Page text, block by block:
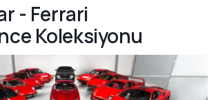
- Ferrari
Koleksiyonu